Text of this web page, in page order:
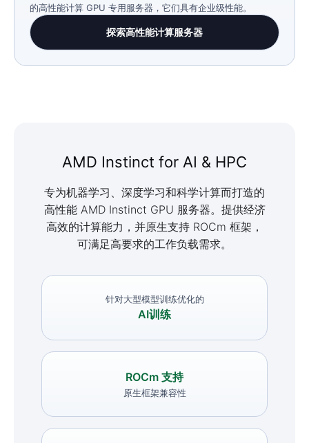
的高性能计算 GPU 专用服务器，它们具有企业级性能。
探索高性能计算服务器
AMD Instinct for AI & HPC
专为机器学习、深度学习和科学计算而打造的
高性能 AMD Instinct GPU 服务器。提供经济
高效的计算能力，并原生支持 ROCm 框架，
可满足高要求的工作负载需求。
针对大型模型训练优化的
AI训练
ROCm 支持
原生框架兼容性